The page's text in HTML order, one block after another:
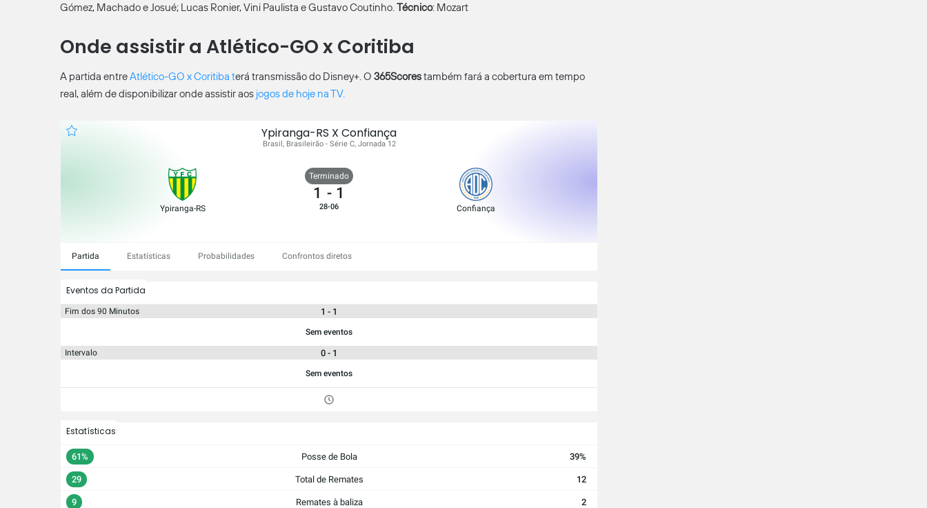
Gómez, Machado e Josué; Lucas Ronier, Vini Paulista e Gustavo Coutinho.Técnico: Mozart
Onde assistir a Atlético-GO x Coritiba
A partida entreAtlético-GO x Coritiba terá transmissão do Disney+. O 365Scorestambém fará a cobertura em tempo
real, além de disponibilizar onde assistir aos jogos de hoje na TV.
Ypiranga-RS X Confiança
Brasil, Brasileirão - Série C, Jornada 12
Ypiranga-RS
Terminado
1 - 1
28-06 Confiança
Partida Estatísticas Probabilidades Confrontos diretos
Eventos da Partida
Fim dos 90 Minutos 1 - 1
Sem eventos
Intervalo 0 - 1
Sem eventos
Estatísticas
61% Posse de Bola 39%
29 Total de Remates 12
9 Remates à baliza 2